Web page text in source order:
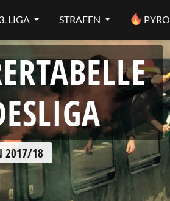
3. LIGA STRAFEN PYRO
2017/18